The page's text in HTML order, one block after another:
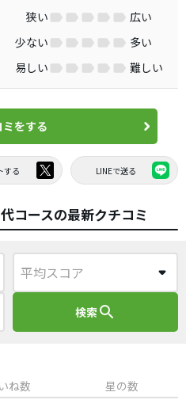
狭い
広い
少ない
多い
易しい 難しい
ミをする
する LINEで送る
コースの最新クチコミ
検索search
ね数 星の数